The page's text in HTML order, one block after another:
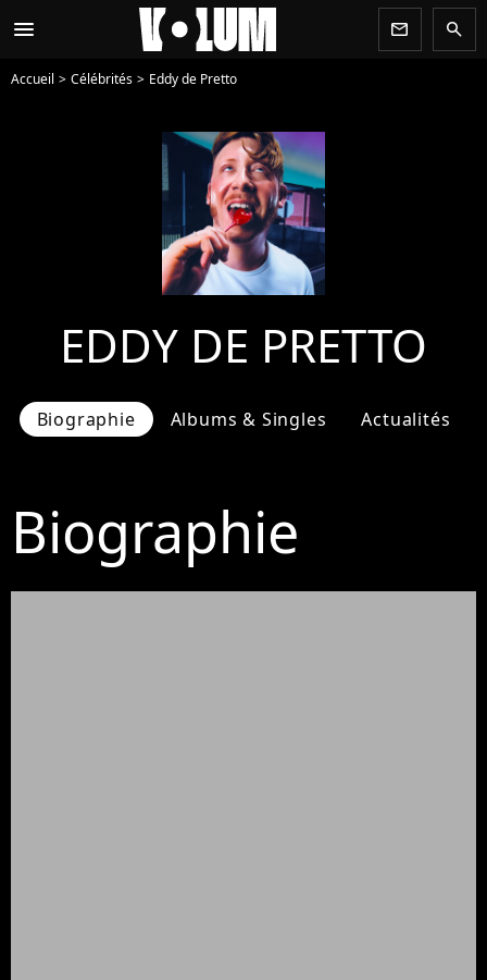
menu newsletter search
Accueil Célébrités Eddy de Pretto
EDDY DE PRETTO
Biographie Albums & Singles Actualités
Biographie